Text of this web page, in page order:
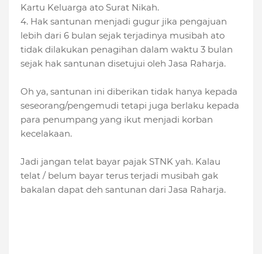
Kartu Keluarga ato Surat Nikah.
4. Hak santunan menjadi gugur jika pengajuan
lebih dari 6 bulan sejak terjadinya musibah ato
tidak dilakukan penagihan dalam waktu 3 bulan
sejak hak santunan disetujui oleh Jasa Raharja.
Oh ya, santunan ini diberikan tidak hanya kepada
seseorang/pengemudi tetapi juga berlaku kepada
para penumpang yang ikut menjadi korban
kecelakaan.
Jadi jangan telat bayar pajak STNK yah. Kalau
telat / belum bayar terus terjadi musibah gak
bakalan dapat deh santunan dari Jasa Raharja.